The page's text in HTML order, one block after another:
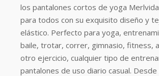
los pantalones cortos de yoga
para todos con su exquisito diseño y
elástico. Perfecto para yoga,
baile, trotar, correr, gimnasio, fitness,
otro ejercicio, cualquier tipo de
pantalones de uso diario casual.